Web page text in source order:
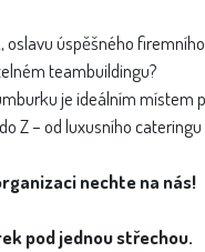
oslavu úspěšného
teambuildingu?
je ideálním místem
Z – od luxusního
nechte na nás!
pod jednou střechou.